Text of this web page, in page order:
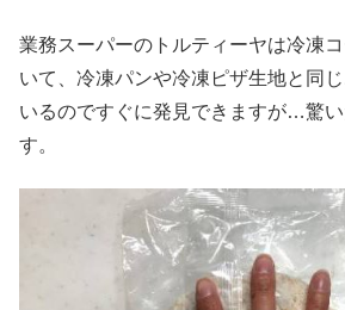
業務スーパーのトルティーヤは冷凍
いて、冷凍パンや冷凍ピザ生地と同
いるのですぐに発見できますが…驚
す。